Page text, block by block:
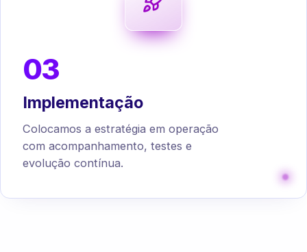
03
Implementação
Colocamos a estratégia em operação
com acompanhamento, testes e
evolução contínua.